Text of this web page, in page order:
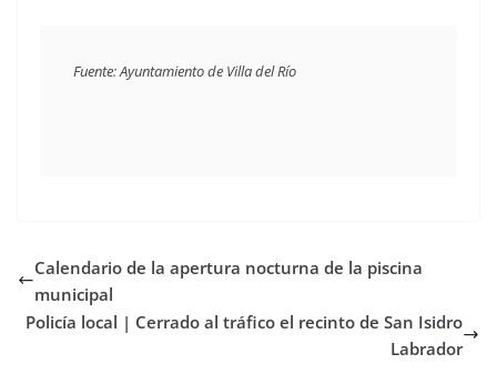
Fuente: Ayuntamiento de Villa del Río
Calendario de la apertura nocturna de la piscina
municipal
Policía local | Cerrado al tráfico el recinto de San Isidro
Labrador